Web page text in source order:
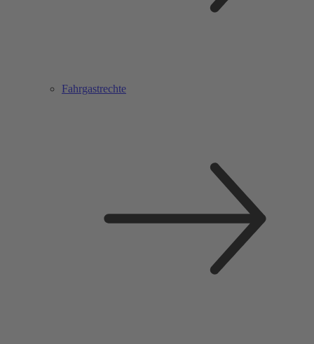
Fahrgastrechte